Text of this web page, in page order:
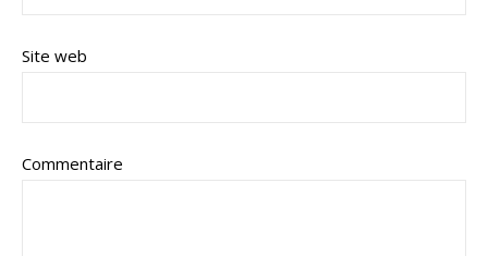
Site web
Commentaire